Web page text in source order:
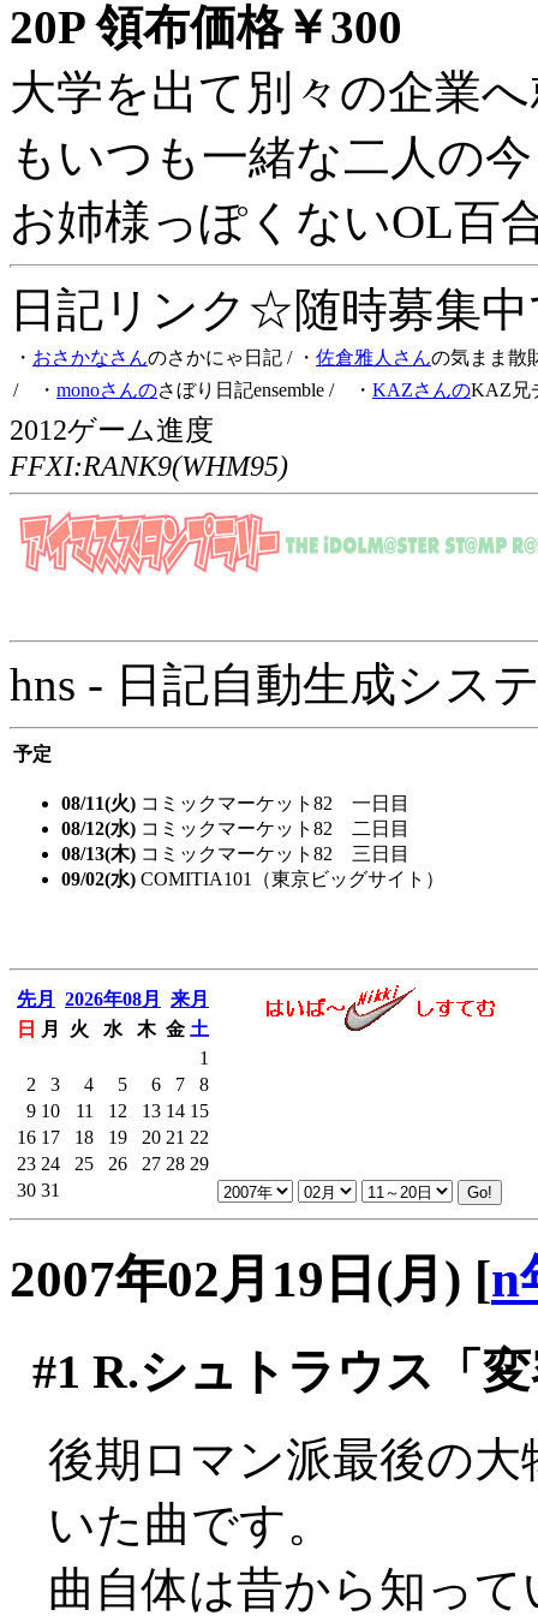
20P 領布価格￥300
大学を出て別々の企業
もいつも一緒な二人の
お姉様っぽくないOL百
日記リンク☆随時募集
・ おさかなさんのさかにゃ日記 / ・ 佐倉雅人さんの気まま散
/ ・ monoさんのさぼり日記ensemble / ・ KAZさんのKAZ兄
2012ゲーム進度
FFXI:RANK9(WHM95)
hns - 日記自動生成シス
予定
08/11(火) コミックマーケット82 一日目
08/12(水) コミックマーケット82 二日目
08/13(木) コミックマーケット82 三日目
09/02(水) COMITIA101（東京ビッグサイト）
先月 2026年08月
来月
日
月 火 水 木 金 土
1
2
3 4 5 6 7
8
9 10 11 12 13 14 15
16 17 18 19 20 21 22
23 24 25 26 27 28 29
30 31
2007年02月19日(月) [n
#1 R.シュトラウス「
後期ロマン派最後の大
いた曲です。
曲自体は昔から知っ